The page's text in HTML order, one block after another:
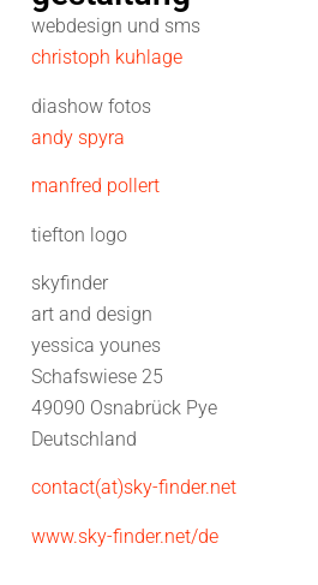
webdesign und sms
christoph kuhlage
diashow fotos
andy spyra
manfred pollert
tiefton logo
skyfinder
art and design
yessica younes
Schafswiese 25
49090 Osnabrück Pye
Deutschland
contact(at)sky-finder.net
www.sky-finder.net/de